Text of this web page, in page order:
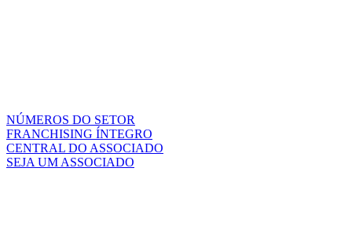
NÚMEROS DO SETOR
FRANCHISING ÍNTEGRO
CENTRAL DO ASSOCIADO
SEJA UM ASSOCIADO